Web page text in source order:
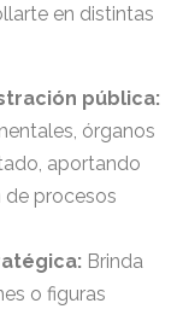
en distintas
pública:
órganos
aportando
de procesos
Brinda
o figuras